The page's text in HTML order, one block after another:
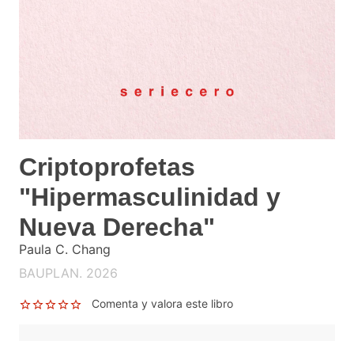
Criptoprofetas
"Hipermasculinidad y
Nueva Derecha"
Paula C. Chang
BAUPLAN. 2026
Comenta y valora este libro